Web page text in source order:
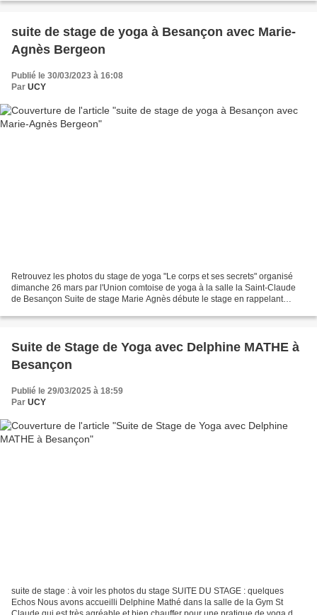
suite de stage de yoga à Besançon avec Marie-
Agnès Bergeon
Publié le 30/03/2023 à 16:08
Par UCY
Retrouvez les photos du stage de yoga "Le corps et ses secrets" organisé
dimanche 26 mars par l'Union comtoise de yoga à la salle la Saint-Claude
de Besançon Suite de stage Marie Agnès débute le stage en rappelant
Suite de Stage de Yoga avec Delphine MATHE à
Besançon
Publié le 29/03/2025 à 18:59
Par UCY
suite de stage : à voir les photos du stage SUITE DU STAGE : quelques
Echos Nous avons accueilli Delphine Mathé dans la salle de la Gym St